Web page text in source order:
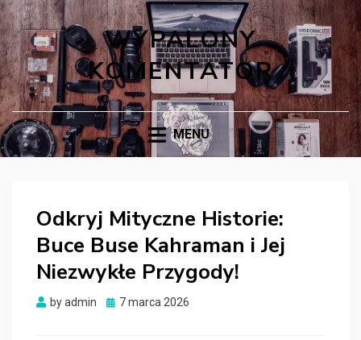
WYPALONY
KOMENTATOR
MENU
Odkryj Mityczne Historie:
Buce Buse Kahraman i Jej
Niezwykłe Przygody!
byadmin
Posted
7 marca 2026